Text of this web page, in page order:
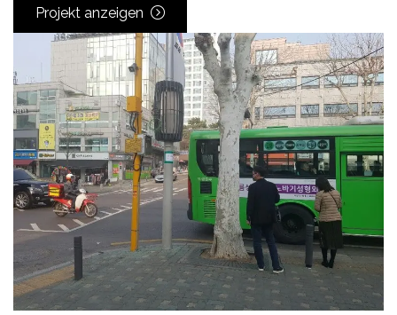
Projekt anzeigen